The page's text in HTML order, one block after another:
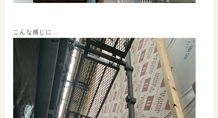
こんな感じに…